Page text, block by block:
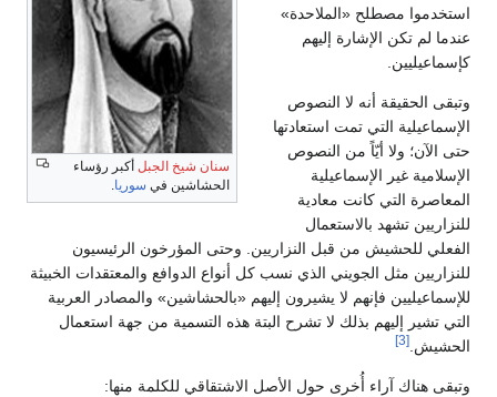
سنان شيخ الجبل أكبر رؤساء
الحشاشين فيسوريا .
مصطلح «الملاحدة»
لم تكن الإشارة إليهم
الحقيقة أنه لا النصوص
التي تمت استعادتها
الآن؛ ولا أيّاً من النصوص
غير الإسماعيلية
التي كانت معادية
تشهد بالاستعمال
للحشيش من قبل النزاريين. وحتى المؤرخون الرئيسيون
مثل الجويني الذي نسب كل أنواع الدوافع والمعتقدات الخبيثة
فإنهم لا يشيرون إليهم «بالحشاشين» والمصادر العربية
تشير إليهم بذلك لا تشرح البتة هذه التسمية من جهة استعمال
هناك آراء أُخرى حول الأصل الاشتقاقي للكلمة منها: